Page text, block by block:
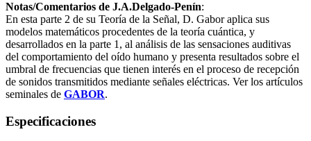
Notas/Comentarios de J.A.Delgado-Penín:
En esta parte 2 de su Teoría de la Señal, D. Gabor aplica sus
modelos matemáticos procedentes de la teoría cuántica, y
desarrollados en la parte 1, al análisis de las sensaciones auditivas
del comportamiento del oído humano y presenta resultados sobre el
umbral de frecuencias que tienen interés en el proceso de recepción
de sonidos transmitidos mediante señales eléctricas. Ver los artículos
seminales de GABOR.
Especificaciones